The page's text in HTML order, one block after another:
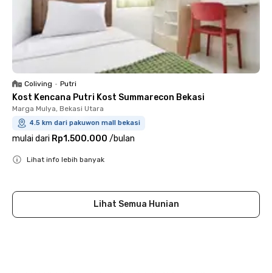
Coliving • Putri
Kost Kencana Putri Kost Summarecon Bekasi
Marga Mulya, Bekasi Utara
4.5 km dari pakuwon mall bekasi
mulai dari Rp1.500.000 /bulan
Lihat info lebih banyak
Lihat Semua Hunian